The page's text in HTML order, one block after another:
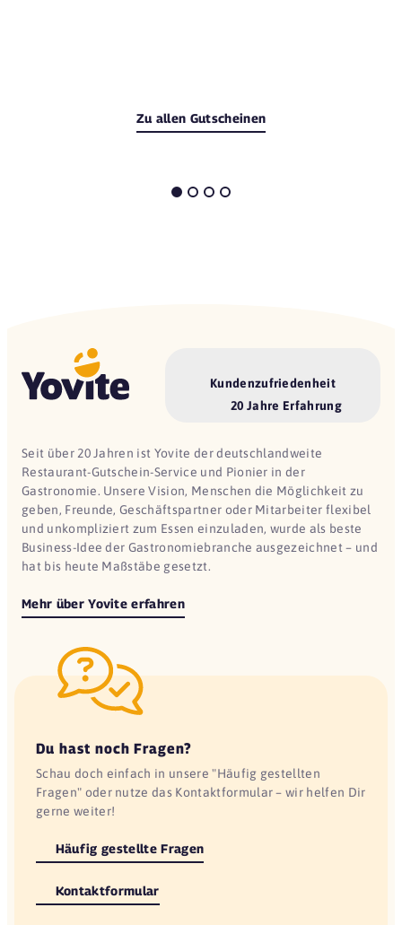
Zu allen Gutscheinen
Kundenzufriedenheit
20 Jahre Erfahrung
Seit über 20 Jahren ist Yovite der deutschlandweite
Restaurant-Gutschein-Service und Pionier in der
Gastronomie. Unsere Vision, Menschen die Möglichkeit zu
geben, Freunde, Geschäftspartner oder Mitarbeiter flexibel
und unkompliziert zum Essen einzuladen, wurde als beste
Business-Idee der Gastronomiebranche ausgezeichnet – und
hat bis heute Maßstäbe gesetzt.
Mehr über Yovite erfahren
Du hast noch Fragen?
Schau doch einfach in unsere "Häufig gestellten
Fragen" oder nutze das Kontaktformular – wir helfen Dir
gerne weiter!
Häufig gestellte Fragen
Kontaktformular